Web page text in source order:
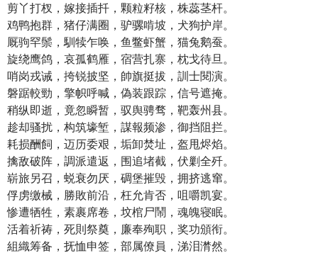
剪丫打杈，嫁接插扦，颗粒籽核，株蕊茎杆。
鸡鸭抱群，猪仔满圈，驴骡啃坡，犬狗护岸。
厩驹罕鬃，馴犊乍唤，鱼鳖虾蟹，猫兔鹅蚕。
旋绕鹰鸽，哀孤鹤雁，宿营扎寨，枕戈待旦。
哨岗戎诫，挎锐披坚，帥旗挺拔，訓士閱演。
磐踞較勁，擎帜呼喊，偽装跟踪，信号遮掩。
稍纵即逝，竟忽瞬暂，驭舆骋骛，靶轰州县。
趁却骚扰，构筑壕堑，謀報频渗，御挡阻拦。
耗损酬飼，迈历委艰，垢卸焚址，盔甩烬焰。
擒敌破阵，調派遣返，围追堵截，伏剿全歼。
崭旅另召，蜕衰勿厌，碉堡摧毁，拥挤逃窜。
俘虏缴械，勝敗前沿，枉允肯否，咀嚼凯宴。
惨遭牺牲，素裹席卷，坟棺尸鬧，魂魄寝眠。
活着祈祷，死則祭奠，廉奉殉职，奖功頒衔。
組織筹备，抚恤申签，部属僚員，涕泪潸然。